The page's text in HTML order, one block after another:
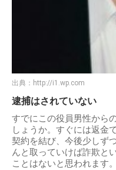
出典： http://i1.wp.com
逮捕はされていない
すでにこの役員男性から
しょうか。すぐには返金
契約を結び、今後少しず
んと取っていけば詐欺と
ことはないと思われます。